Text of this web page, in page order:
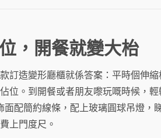
，開餐就變大枱
訂造變形廳櫃就係答案：平時個伸
位。到開餐或者朋友嚟玩嘅時候，
配簡約線條，配上玻璃圓球吊燈，
上門度尺。